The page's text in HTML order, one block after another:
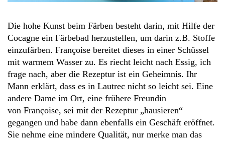
Die hohe Kunst beim Färben besteht darin, mit Hilfe der
Cocagne ein Färbebad herzustellen, um darin z.B. Stoffe
einzufärben. Françoise bereitet dieses in einer Schüssel
mit warmem Wasser zu. Es riecht leicht nach Essig, ich
frage nach, aber die Rezeptur ist ein Geheimnis. Ihr
Mann erklärt, dass es in Lautrec nicht so leicht sei. Eine
andere Dame im Ort, eine frühere Freundin
von Françoise, sei mit der Rezeptur „hausieren“
gegangen und habe dann ebenfalls ein Geschäft eröffnet.
Sie nehme eine mindere Qualität, nur merke man das